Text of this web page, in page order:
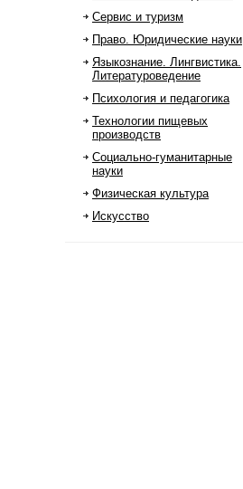
Сервис и туризм
Право. Юридические науки
Языкознание. Лингвистика.
Литературоведение
Психология и педагогика
Технологии пищевых
производств
Социально-гуманитарные
науки
Физическая культура
Искусство